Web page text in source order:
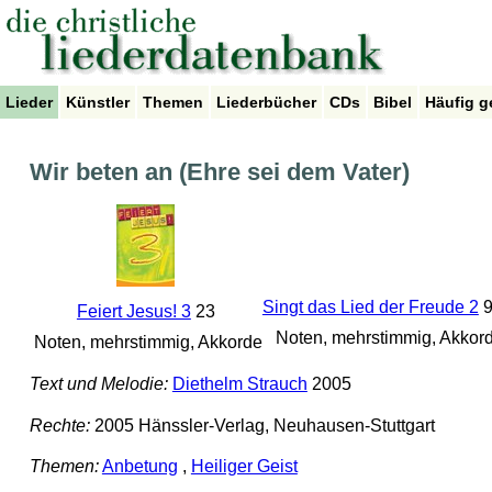
Lieder Künstler Themen Liederbücher CDs Bibel Häufig
Wir beten an (Ehre sei dem Vater)
Feiert Jesus! 323
Noten, mehrstimmig, Akkorde
Singt das Lied der Freude 2
Noten, mehrstimmig,
Text und Melodie: Diethelm Strauch 2005
Rechte:2005 Hänssler-Verlag, Neuhausen-Stuttgart
Themen:Anbetung , Heiliger Geist